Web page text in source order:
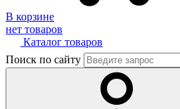
В корзине
нет товаров
Каталог товаров
Поиск по сайту